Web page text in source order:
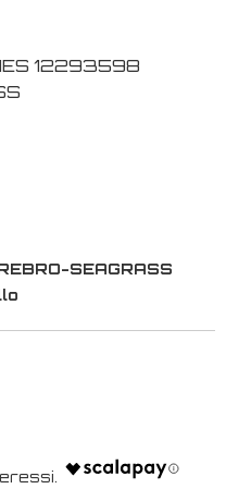
12293598
SEAGRASS